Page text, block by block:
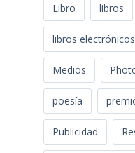
Libro libros
libros
Medios
poesía
Publicidad